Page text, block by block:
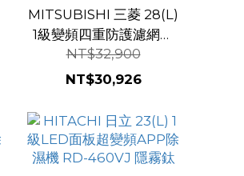
MITSUBISHI 三菱 28(L)
1級變頻四重防護濾網清
淨除濕機 MJ-EV280KX-
TW 日本製
NT$32,900
NT$30,926